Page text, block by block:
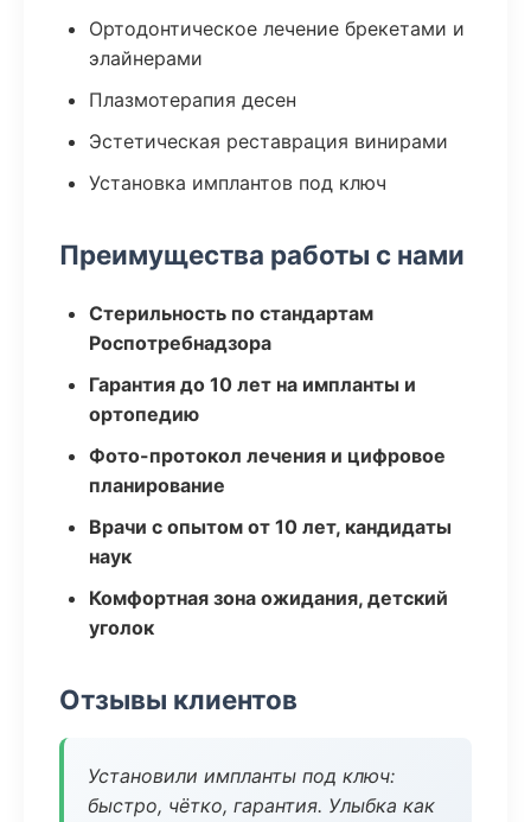
Ортодонтическое лечение брекетами и
элайнерами
Плазмотерапия десен
Эстетическая реставрация винирами
Установка имплантов под ключ
Преимущества работы с нами
Стерильность по стандартам
Роспотребнадзора
Гарантия до 10 лет на импланты и
ортопедию
Фото-протокол лечения и цифровое
планирование
Врачи с опытом от 10 лет, кандидаты
наук
Комфортная зона ожидания, детский
уголок
Отзывы клиентов
Установили импланты под ключ:
быстро, чётко, гарантия. Улыбка как